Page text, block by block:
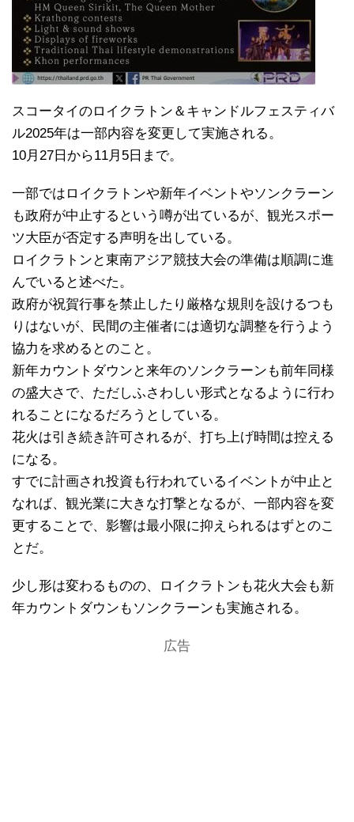
スコータイのロイクラトン＆キャンドルフェスティバ
ル2025年は一部内容を変更して実施される。
10月27日から11月5日まで。
一部ではロイクラトンや新年イベントやソンクラーン
も政府が中止するという噂が出ているが、観光スポー
ツ大臣が否定する声明を出している。
ロイクラトンと東南アジア競技大会の準備は順調に進
んでいると述べた。
政府が祝賀行事を禁止したり厳格な規則を設けるつも
りはないが、民間の主催者には適切な調整を行うよう
協力を求めるとのこと。
新年カウントダウンと来年のソンクラーンも前年同様
の盛大さで、ただしふさわしい形式となるように行わ
れることになるだろうとしている。
花火は引き続き許可されるが、打ち上げ時間は控える
になる。
すでに計画され投資も行われているイベントが中止と
なれば、観光業に大きな打撃となるが、一部内容を変
更することで、影響は最小限に抑えられるはずとのこ
とだ。
少し形は変わるものの、ロイクラトンも花火大会も新
年カウントダウンもソンクラーンも実施される。
広告